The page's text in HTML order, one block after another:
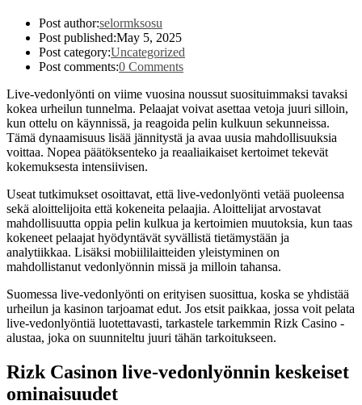
Post author:selormksosu
Post published:May 5, 2025
Post category:Uncategorized
Post comments:0 Comments
Live‑vedonlyönti on viime vuosina noussut suosituimmaksi tavaksi
kokea urheilun tunnelma. Pelaajat voivat asettaa vetoja juuri silloin,
kun ottelu on käynnissä, ja reagoida pelin kulkuun sekunneissa.
Tämä dynaamisuus lisää jännitystä ja avaa uusia mahdollisuuksia
voittaa. Nopea päätöksenteko ja reaaliaikaiset kertoimet tekevät
kokemuksesta intensiivisen.
Useat tutkimukset osoittavat, että live‑vedonlyönti vetää puoleensa
sekä aloittelijoita että kokeneita pelaajia. Aloittelijat arvostavat
mahdollisuutta oppia pelin kulkua ja kertoimien muutoksia, kun taas
kokeneet pelaajat hyödyntävät syvällistä tietämystään ja
analytiikkaa. Lisäksi mobiililaitteiden yleistyminen on
mahdollistanut vedonlyönnin missä ja milloin tahansa.
Suomessa live‑vedonlyönti on erityisen suosittua, koska se yhdistää
urheilun ja kasinon tarjoamat edut. Jos etsit paikkaa, jossa voit pelata
live‑vedonlyöntiä luotettavasti, tarkastele tarkemmin Rizk Casino -
alustaa, joka on suunniteltu juuri tähän tarkoitukseen.
Rizk Casinon live‑vedonlyönnin keskeiset
ominaisuudet